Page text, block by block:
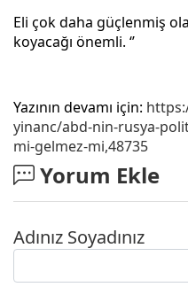
Eli çok daha güçlenmiş
koyacağı önemli. ‘’
Yazının devamı için:
yinanc/abd-nin-rusya-
mi-gelmez-mi,48735
Yorum Ekle
Adınız Soyadınız